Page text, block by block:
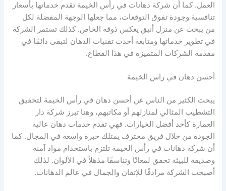
العمل. كما أن شركة دهانات في رأس الخيمة تقدم خدماتها بأسعار
تنافسية وجودة تفوق التوقعات، مما جعلها الوجهة المفضلة لكل
من يبحث عن منزل أنيق يعكس ذوقه الخاص. كذلك تستمر الشركة
في تطوير خدماتها ومتابعة أحدث تقنيات الدهان لتبقى دائمًا في
مقدمة الشركات المتميزة في هذا القطاع.
أحسن دهان في راس الخيمة
يبحث الكثير من الناس عن أحسن دهان في رأس الخيمة لتحقيق
التشطيب المثالي لمنازلهم أو مكاتبهم، وهنا تبرز شركة دار
العمارة كأحد أفضل الخيارات. فهي تقدم خدمات دهان عالية
الجودة من خلال فريق محترف يمتلك خبرة واسعة في المجال. كما
أن شركة دهانات في رأس الخيمة تلتزم باستخدام مواد آمنة
وصديقة للبيئة تحقق لمعانًا وتناسقًا مذهلاً في الألوان. لذلك
أصبحت الشركة مرادفًا للإتقان والجمال في عالم الدهانات.